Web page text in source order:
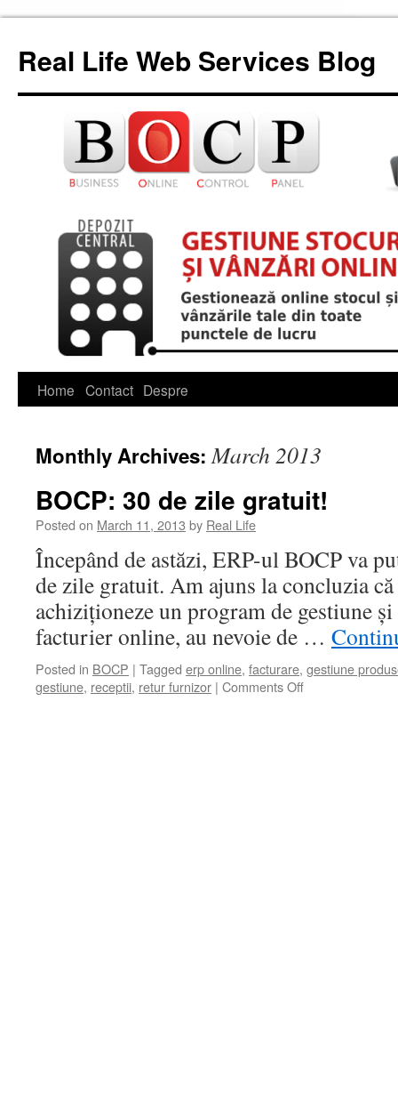
content
Real Life Web Services Blog
Home Contact Despre
Monthly Archives:March 2013
BOCP: 30 de zile gratuit!
Posted on March 11, 2013 by Real Life
Începând de astăzi, ERP-ul BOCP va
de zile gratuit. Am ajuns la concluzia
achiziționeze un program de gestiune
facturier online, au nevoie de …
Posted in BOCP | Tagged erp online, facturare, gestiune
gestiune, receptii, retur furnizor | Comments Offon